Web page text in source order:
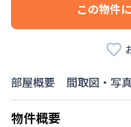
この物件
部屋概要 間取図・写
物件概要